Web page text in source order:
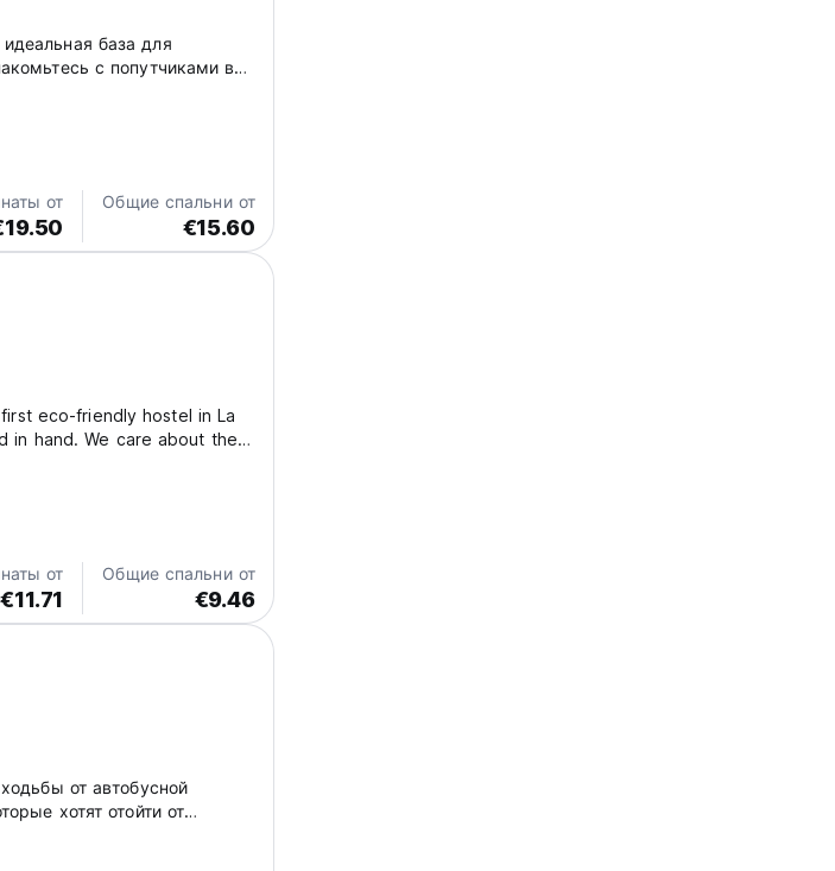
база для
с попутчиками в
from original language)
от Общие спальни от
€15.60
eco-friendly hostel in La
in hand. We care about the
of our guests. Our
от
€11.71
Общие спальни от
€9.46
от автобусной
хотят отойти от
вечеринок и
Ареналь.